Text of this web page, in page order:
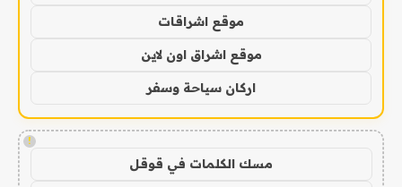
موقع اشراقات
موقع اشراق اون لاين
اركان سياحة وسفر
!
مسك الكلمات في قوقل